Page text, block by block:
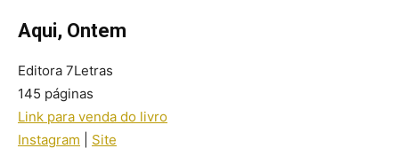
Aqui, Ontem
Editora 7Letras
145 páginas
Link para venda do livro
Instagram
Site